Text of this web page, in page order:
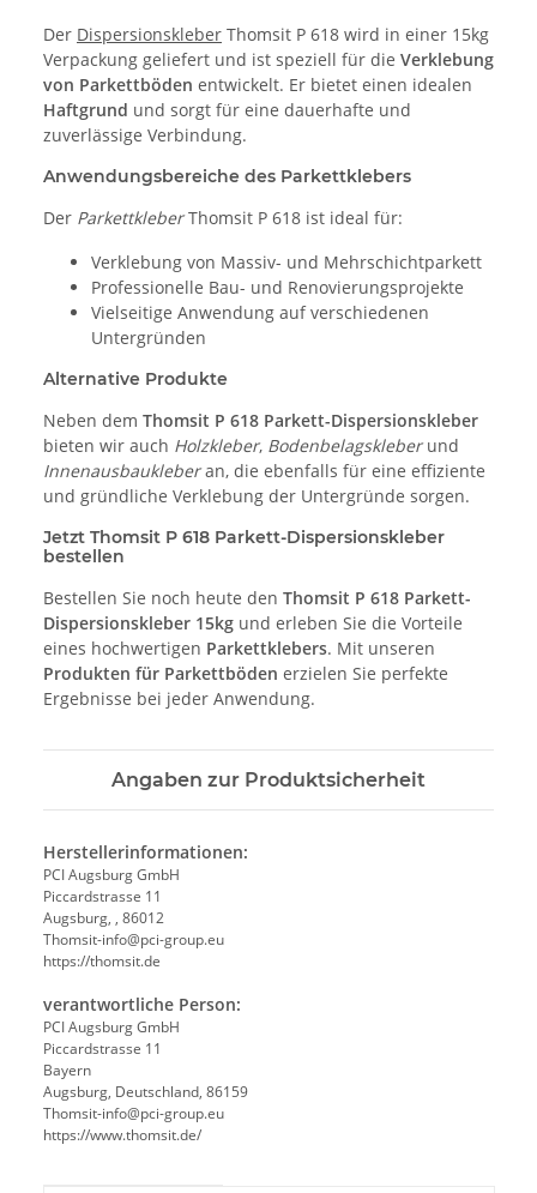
Der Dispersionskleber Thomsit P 618 wird in einer 15kg
Verpackung geliefert und ist speziell für die Verklebung
von Parkettböden entwickelt. Er bietet einen idealen
Haftgrund und sorgt für eine dauerhafte und
zuverlässige Verbindung.
Anwendungsbereiche des Parkettklebers
Der ParkettkleberThomsit P 618 ist ideal für:
Verklebung von Massiv- und Mehrschichtparkett
Professionelle Bau- und Renovierungsprojekte
Vielseitige Anwendung auf verschiedenen
Untergründen
Alternative Produkte
Neben dem Thomsit P 618 Parkett-Dispersionskleber
bieten wir auch Holzkleber, Bodenbelagskleberund
Innenausbaukleberan, die ebenfalls für eine effiziente
und gründliche Verklebung der Untergründe sorgen.
Jetzt Thomsit P 618 Parkett-Dispersionskleber
bestellen
Bestellen Sie noch heute den Thomsit P 618 Parkett-
Dispersionskleber 15kg und erleben Sie die Vorteile
eines hochwertigen Parkettklebers. Mit unseren
Produkten für Parkettböden erzielen Sie perfekte
Ergebnisse bei jeder Anwendung.
Angaben zur Produktsicherheit
Herstellerinformationen:
PCI Augsburg GmbH
Piccardstrasse 11
Augsburg, , 86012
Thomsit-info@pci-group.eu
https://thomsit.de
verantwortliche Person:
PCI Augsburg GmbH
Piccardstrasse 11
Bayern
Augsburg, Deutschland, 86159
Thomsit-info@pci-group.eu
https://www.thomsit.de/